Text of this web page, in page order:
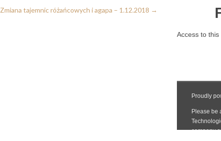
Zmiana tajemnic różańcowych i agapa – 1.12.2018 →